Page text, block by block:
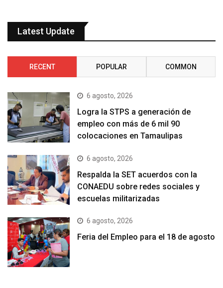
Latest Update
RECENT POPULAR COMMON
6 agosto, 2026
Logra la STPS a generación de
empleo con más de 6 mil 90
colocaciones en Tamaulipas
6 agosto, 2026
Respalda la SET acuerdos con la
CONAEDU sobre redes sociales y
escuelas militarizadas
6 agosto, 2026
Feria del Empleo para el 18 de agosto